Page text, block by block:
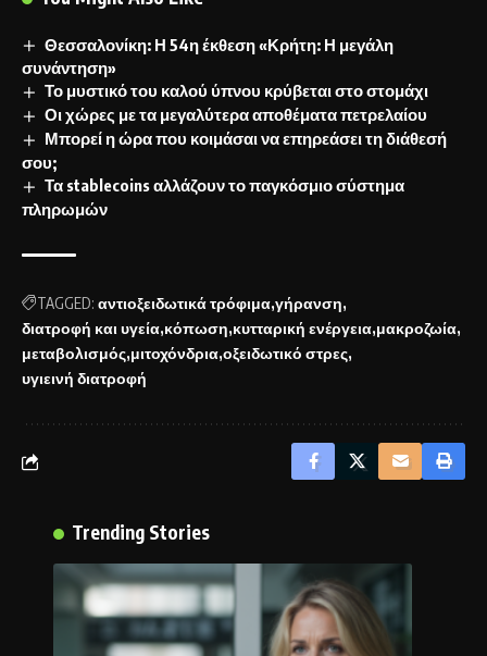
Θεσσαλονίκη: Η 54η έκθεση «Κρήτη: Η μεγάλη
συνάντηση»
Το μυστικό του καλού ύπνου κρύβεται στο στομάχι
Οι χώρες με τα μεγαλύτερα αποθέματα πετρελαίου
Μπορεί η ώρα που κοιμάσαι να επηρεάσει τη διάθεσή
σου;
Τα stablecoins αλλάζουν το παγκόσμιο σύστημα
πληρωμών
TAGGED: αντιοξειδωτικά τρόφιμα γήρανση
διατροφή και υγεία κόπωση κυτταρική ενέργεια μακροζωία
μεταβολισμός μιτοχόνδρια οξειδωτικό στρες
υγιεινή διατροφή
Trending Stories